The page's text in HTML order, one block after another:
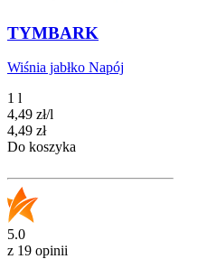
TYMBARK
Wiśnia jabłko Napój
1 l
4,49 zł/l
Cena
4,49 zł
Do koszyka
5.0
z 19 opinii